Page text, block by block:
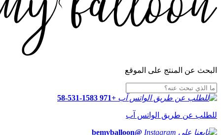
البحث عن المنتج على الموقع
+971 58-531-1583
للطلب عن طريق الواتس آب
@bemyballoon